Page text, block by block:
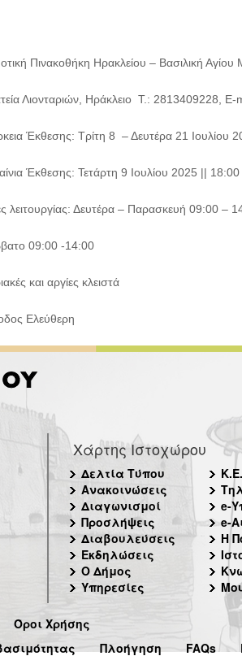
Πινακοθήκη Ηρακλείου – Βασιλική Αγίου
Λιονταριών, Ηράκλειο Τ.: 2813409228,
Έκθεσης: Τρίτη 8 – Δευτέρα 21 Ιουλίου
Έκθεσης: Τετάρτη 9 Ιουλίου 2025 || 18:00
λειτουργίας: Δευτέρα – Παρασκευή 09:00 –
09:00 -14:00
και αργίες κλειστά
Ελεύθερη
Χάρτης Ιστοχώρου
Δελτία Τύπου
Ανακοινώσεις
Διαγωνισμοί
Προσλήψεις
Διαβουλεύσεις
Εκδηλώσεις
Ο Δήμος
Υπηρεσίες
e-
e-
Η
Όροι Χρήσης
Πλοήγηση FAQs